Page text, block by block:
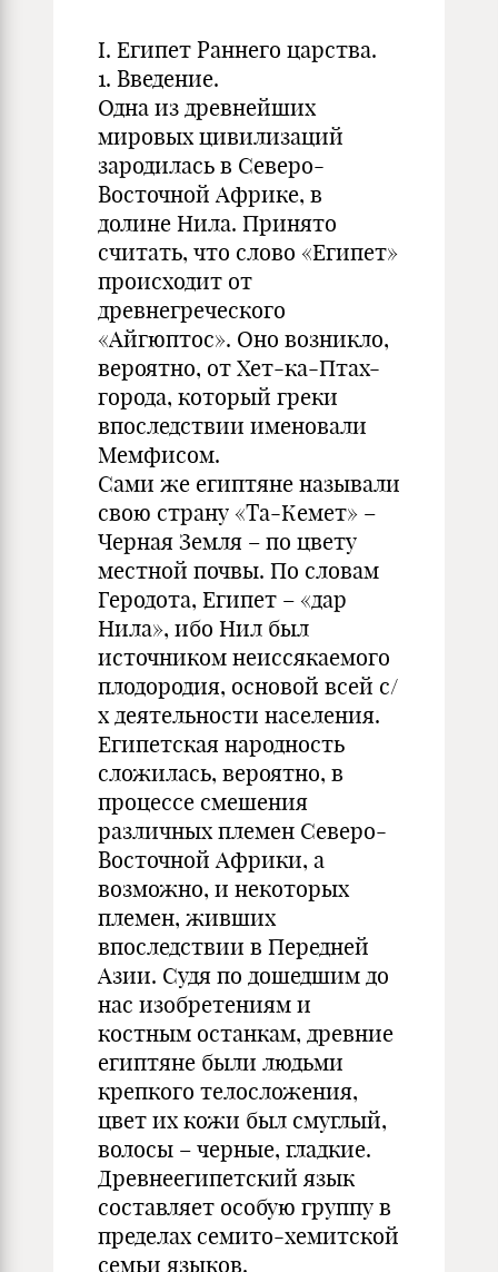
I. Египет Раннего царства.
1. Введение.
Одна из древнейших
мировых цивилизаций
зародилась в Северо-
Восточной Африке, в
долине Нила. Принято
считать, что слово «Египет»
происходит от
древнегреческого
«Айгюптос». Оно возникло,
вероятно, от Хет-ка-Птах-
города, который греки
впоследствии именовали
Мемфисом.
Сами же египтяне называли
свою страну «Та-Кемет» –
Черная Земля – по цвету
местной почвы. По словам
Геродота, Египет – «дар
Нила», ибо Нил был
источником неиссякаемого
плодородия, основой всей с/
х деятельности населения.
Египетская народность
сложилась, вероятно, в
процессе смешения
различных племен Северо-
Восточной Африки, а
возможно, и некоторых
племен, живших
впоследствии в Передней
Азии. Судя по дошедшим до
нас изобретениям и
костным останкам, древние
египтяне были людьми
крепкого телосложения,
цвет их кожи был смуглый,
волосы – черные, гладкие.
Древнеегипетский язык
составляет особую группу в
пределах семито-хемитской
семьи языков.